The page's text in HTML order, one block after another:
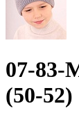
07-83-
(50-52)